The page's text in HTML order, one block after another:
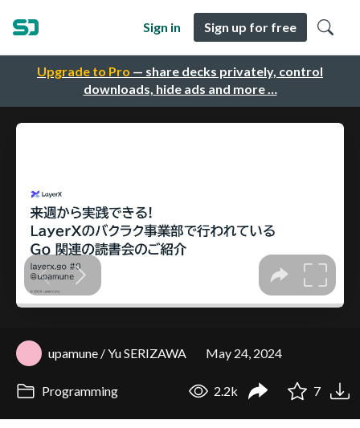
Upgrade to Pro — share decks privately, control
downloads, hide ads and more …
Sign in Sign up for free
upamune / Yu SERIZAWA May 24, 2024
Programming 2.2k 7